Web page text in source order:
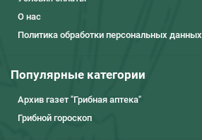
О нас
Политика обработки персональных данных
Популярные категории
Архив газет "Грибная аптека"
Грибной гороскоп